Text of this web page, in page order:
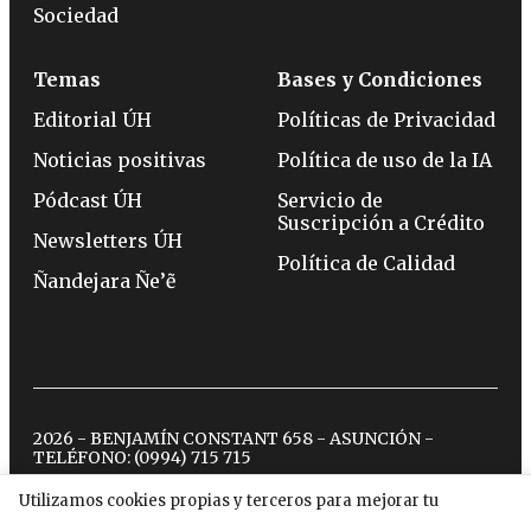
Utilizamos cookies propias y terceros para mejorar tu
Sociedad
Temas
Editorial ÚH
Noticias positivas
Pódcast ÚH
Newsletters ÚH
Ñandejara Ñe’ẽ
Bases y Condiciones
Políticas de Privacidad
Política de uso de la IA
Servicio de
Suscripción a Crédito
Política de Calidad
2026 - BENJAMÍN CONSTANT 658 - ASUNCIÓN -
TELÉFONO: (0994) 715 715